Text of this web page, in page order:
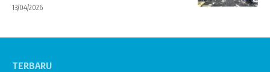
13/04/2026
TERBARU